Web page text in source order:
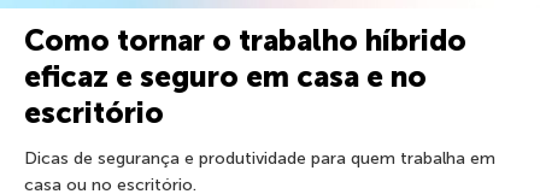
Como tornar o trabalho híbrido
eficaz e seguro em casa e no
escritório
Dicas de segurança e produtividade para quem trabalha em
casa ou no escritório.